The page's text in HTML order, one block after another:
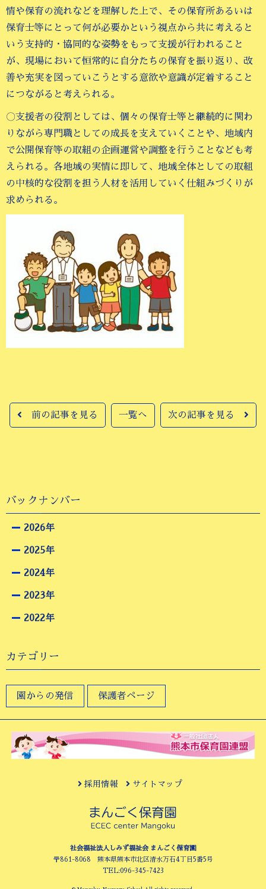
情や保育の流れなどを理解した上で、その保育所あるいは
保育士等にとって何が必要かという視点から共に考えると
いう支持的・協同的な姿勢をもって支援が行われること
が、現場において恒常的に自分たちの保育を振り返り、改
善や充実を図っていこうとする意欲や意識が定着すること
につながると考えられる。
〇支援者の役割としては、個々の保育士等と継続的に関わ
りながら専門職としての成長を支えていくことや、地域内
で公開保育等の取組の企画運営や調整を行うことなども考
えられる。各地域の実情に即して、地域全体としての取組
の中核的な役割を担う人材を活用していく仕組みづくりが
求められる。
前の記事を見る 一覧へ 次の記事を見る
バックナンバー
2026年
2025年
2024年
2023年
2022年
カテゴリー
園からの発信 保護者ページ
採用情報 サイトマップ
社会福祉法人しみず福祉会 まんごく保育園
〒861-8068 熊本県熊本市北区清水万石4丁目5番5号
TEL:096-345-7423